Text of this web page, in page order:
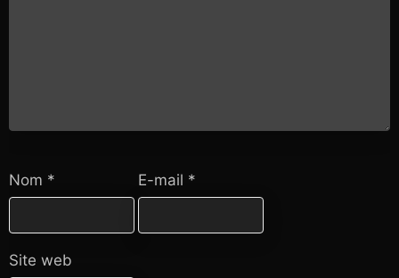
Nom * E-mail *
Site web